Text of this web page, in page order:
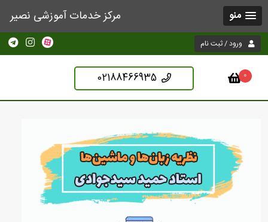
مرکز خدمات آموزشی نصیر منو
ورود / ثبت نام
0
02188466935